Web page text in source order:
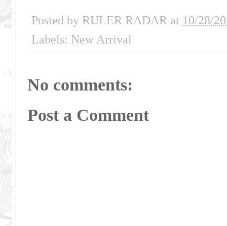
Posted by RULER RADAR at 10/28/
Labels: New Arrival
No comments:
Post a Comment